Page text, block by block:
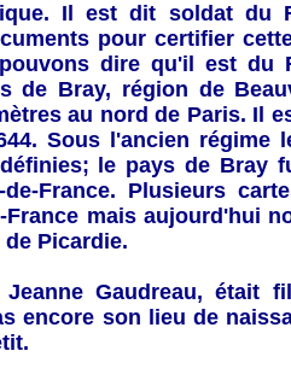
Il est dit soldat du
pour certifier
dire qu'il est du
de Bray, région de
au nord de Paris. Il
Sous l'ancien régime
le pays de Bray
France. Plusieurs
mais aujourd'hui
Picardie.
Gaudreau, était
encore son lieu de